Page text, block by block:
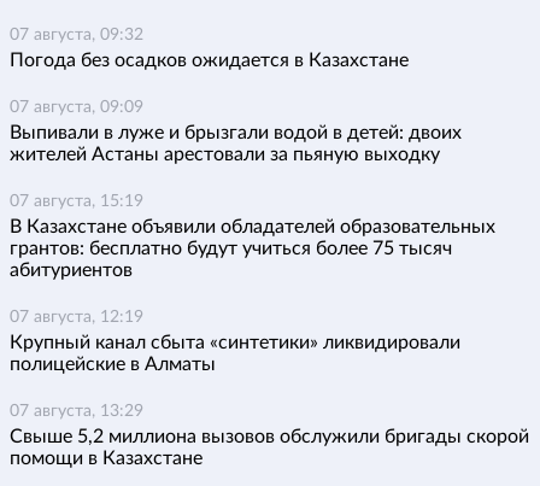
07 августа, 09:32
Погода без осадков ожидается в Казахстане
07 августа, 09:09
Выпивали в луже и брызгали водой в детей: двоих
жителей Астаны арестовали за пьяную выходку
07 августа, 15:19
В Казахстане объявили обладателей образовательных
грантов: бесплатно будут учиться более 75 тысяч
абитуриентов
07 августа, 12:19
Крупный канал сбыта «синтетики» ликвидировали
полицейские в Алматы
07 августа, 13:29
Свыше 5,2 миллиона вызовов обслужили бригады скорой
помощи в Казахстане